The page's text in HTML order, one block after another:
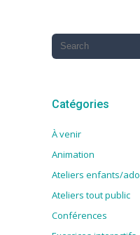
Catégories
À venir
Animation
Ateliers enfants/
Ateliers tout public
Conférences